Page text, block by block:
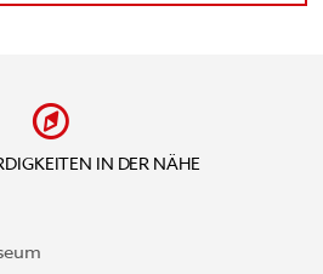
IN DER NÄHE